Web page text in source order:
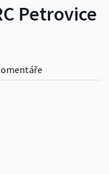
Petrovice